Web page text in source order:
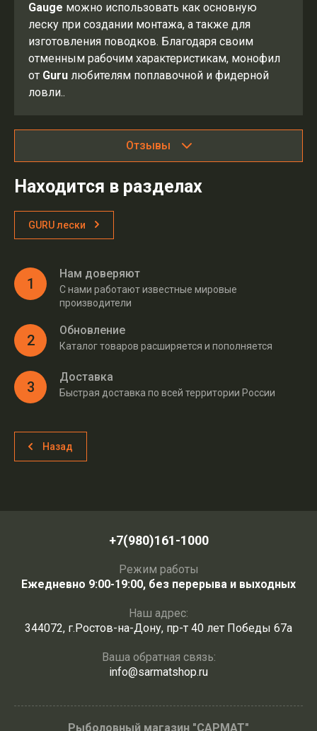
Gauge можно использовать как основную
леску при создании монтажа, а также для
изготовления поводков. Благодаря своим
отменным рабочим характеристикам, монофил
от Guru любителям поплавочной и фидерной
ловли..
Отзывы
Находится в разделах
GURU лески
1
Нам доверяют
С нами работают известные мировые
производители
2
Обновление
Каталог товаров расширяется и пополняется
3
Доставка
Быстрая доставка по всей территории России
Назад
+7(980)161-1000
Режим работы
Ежедневно 9:00-19:00, без перерыва и выходных
Наш адрес:
344072, г.Ростов-на-Дону, пр-т 40 лет Победы 67а
Ваша обратная связь:
info@sarmatshop.ru
Рыболовный магазин "САРМАТ"